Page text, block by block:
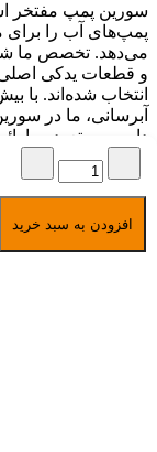
افزودن به سبد خرید
سورین پمپ مفتخر
پمپ‌های آب را برای
می‌دهد. تخصص ما
و قطعات یدکی
انتخاب شده‌اند. با
آبرسانی، ما در
داریم و متعهد به
برگشت به بالا
امکان خرید به صورت